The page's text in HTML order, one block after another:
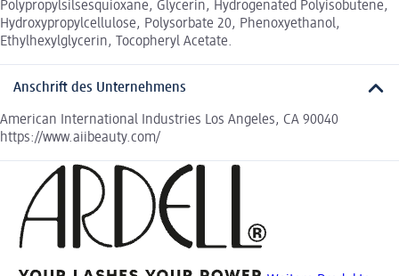
Polypropylsilsesquioxane, Glycerin, Hydrogenated Polyisobutene,
Hydroxypropylcellulose, Polysorbate 20, Phenoxyethanol,
Ethylhexylglycerin, Tocopheryl Acetate.
Anschrift des Unternehmens
American International Industries Los Angeles, CA 90040
https://www.aiibeauty.com/